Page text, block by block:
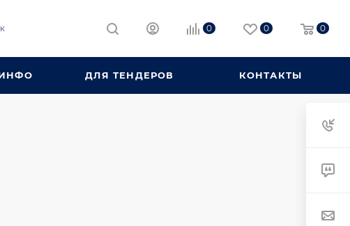
0 0 0
ДЛЯ ТЕНДЕРОВ КОНТАКТЫ